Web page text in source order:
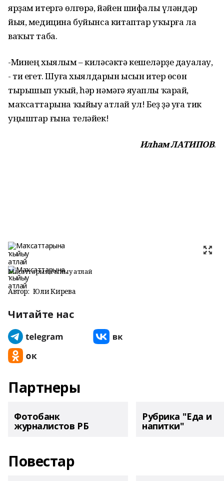
ярҙам итергә өлгөрә, йәйен шифалы үләндәр
йыя, медицина буйынса китаптар уҡырға ла
ваҡыт таба.
-Минең хыялым – киләсәктә кешеләрҙе дауалау,
- ти егет. Шуға хыялдарын ысын итер өсөн
тырышып уҡый, һәр нәмәгә яуаплы ҡарай,
маҡсаттарына ҡыйыу атлай ул! Беҙ ҙә уға тик
уңыштар ғына теләйек!
Илһам ЛАТИПОВ.
Маҡсаттарына ҡыйыу атлай
Автор: Юлиә Кирәева
Читайте нас
Партнеры
Фотобанк
журналистов РБ
Рубрика "Еда и
напитки"
Повестар